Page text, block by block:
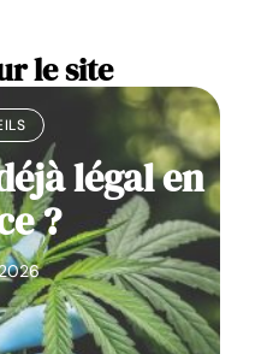
le site
légal en
?